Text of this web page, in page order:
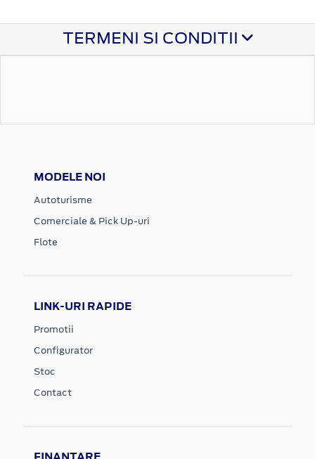
TERMENI SI CONDITII
MODELE NOI
Autoturisme
Comerciale & Pick Up-uri
Flote
LINK-URI RAPIDE
Promotii
Configurator
Stoc
Contact